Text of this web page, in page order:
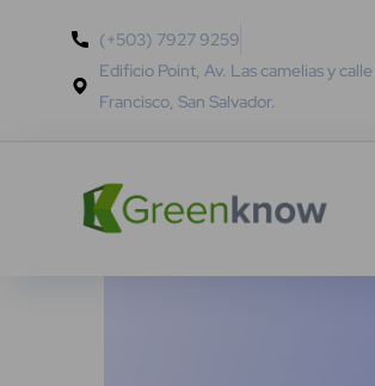
(+503) 7927 9259
Edificio Point, Av. Las camelias y calle
Francisco, San Salvador.